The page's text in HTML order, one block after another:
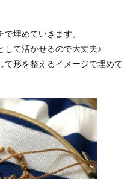
埋めていきます。
して活かせるので大丈夫♪
て形を整えるイメージで埋めて